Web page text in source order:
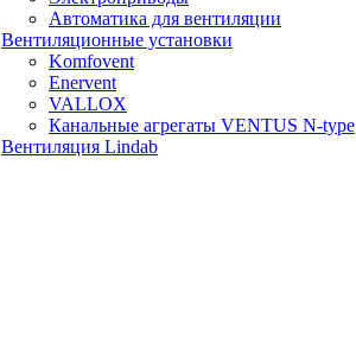
Автоматика для вентиляции
Вентиляционные установки
Komfovent
Enervent
VALLOX
Канальные агрегаты VENTUS N-type
Вентиляция Lindab